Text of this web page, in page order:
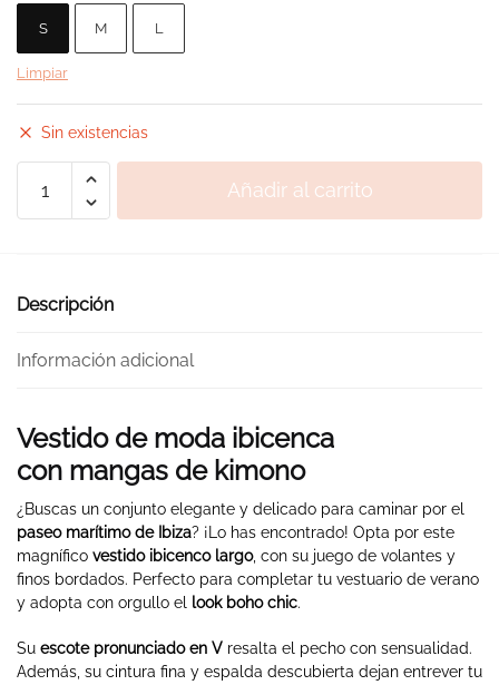
S M L
Limpiar
Sin existencias
Ibicenco
Añadir al carrito
Descripción
Información adicional
Vestido de moda ibicenca
con mangas de kimono
¿Buscas un conjunto elegante y delicado para caminar por el
paseo marítimo de Ibiza? ¡Lo has encontrado! Opta por este
magnífico vestido ibicenco largo, con su juego de volantes y
finos bordados. Perfecto para completar tu vestuario de verano
y adopta con orgullo el
look boho chic.
Su escote pronunciado en V resalta el pecho con sensualidad.
Además, su cintura fina y espalda descubierta dejan entrever tu